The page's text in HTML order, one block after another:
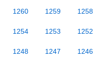
1260 1259 1258
1254 1253 1252
1248 1247 1246